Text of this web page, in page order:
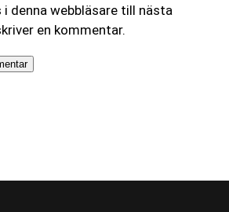
i denna webbläsare till nästa
en kommentar.